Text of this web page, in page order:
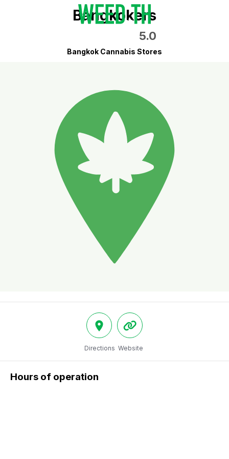
Bangkokers
5.0
Bangkok Cannabis Stores
Directions Website
Hours of operation